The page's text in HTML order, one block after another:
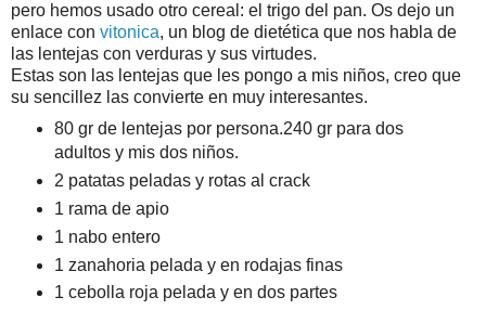
pero hemos usado otro cereal: el trigo del pan. Os dejo un
enlace con vitonica, un blog de dietética que nos habla de
las lentejas con verduras y sus virtudes.
Estas son las lentejas que les pongo a mis niños, creo que
su sencillez las convierte en muy interesantes.
80 gr de lentejas por persona.240 gr para dos
adultos y mis dos niños.
2 patatas peladas y rotas al crack
1 rama de apio
1 nabo entero
1 zanahoria pelada y en rodajas finas
1 cebolla roja pelada y en dos partes